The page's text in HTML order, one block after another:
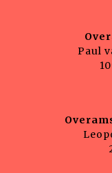
Paul